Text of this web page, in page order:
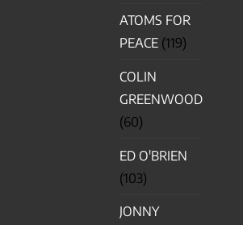
ATOMS FOR
PEACE (119)
COLIN
GREENWOOD
(60)
ED O'BRIEN
(103)
JONNY